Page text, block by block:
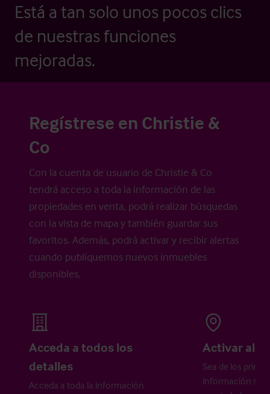
Está a tan solo unos pocos clics
de nuestras funciones
mejoradas.
Regístrese en Christie &
Co
Con la cuenta de usuario de Christie & Co
tendrá acceso a toda la información de las
propiedades en venta, podrá realizar búsquedas
con la vista de mapa y también guardar sus
favoritos. Además, podrá activar y recibir alertas
cuando publiquemos nuevos inmuebles
disponibles.
Acceda a todos los
detalles
Acceda a toda la información
Activar
Sea de los
información